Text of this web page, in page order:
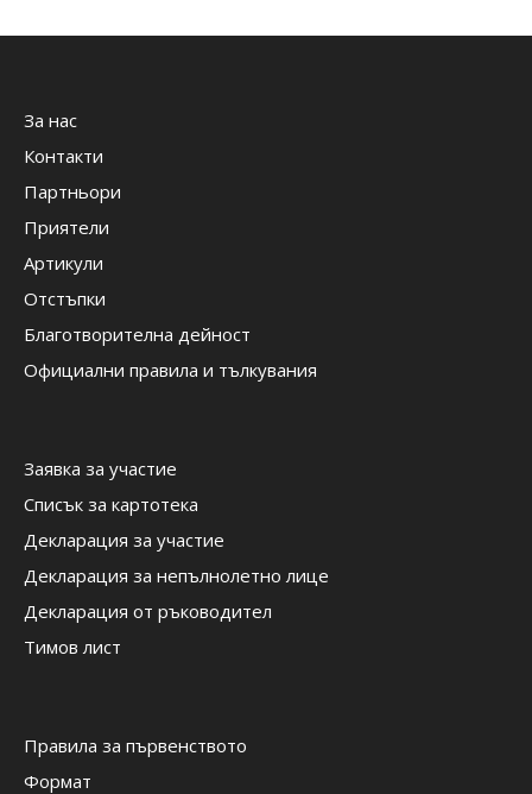
За нас
Контакти
Партньори
Приятели
Артикули
Отстъпки
Благотворителна дейност
Официални правила и тълкувания
Заявка за участие
Списък за картотека
Декларация за участие
Декларация за непълнолетно лице
Декларация от ръководител
Тимов лист
Правила за първенството
Формат